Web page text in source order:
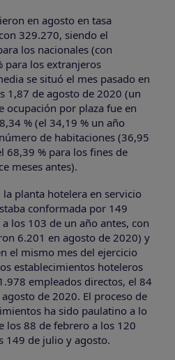
en agosto en tasa
329.270, siendo el
los nacionales (con
para los extranjeros
se situó el mes pasado en
1,87 de agosto de 2020 (un
ocupación por plaza fue en
% (el 34,19 % un año
de habitaciones (36,95
68,39 % para los fines de
meses antes).
planta hotelera en servicio
conformada por 149
los 103 de un año antes, con
6.201 en agosto de 2020) y
el mismo mes del ejercicio
establecimientos hoteleros
empleados directos, el 84
de 2020. El proceso de
ha sido paulatino a lo
los 88 de febrero a los 120
149 de julio y agosto.